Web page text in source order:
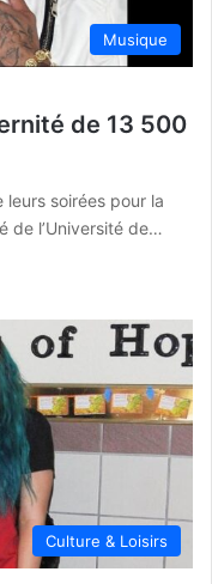
Musique
de 13 500
leurs soirées pour la
de l’Université de…
Culture & Loisirs